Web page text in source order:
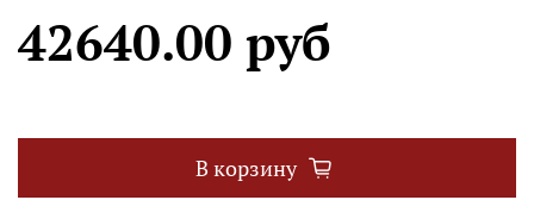
42640.00 руб
В корзину